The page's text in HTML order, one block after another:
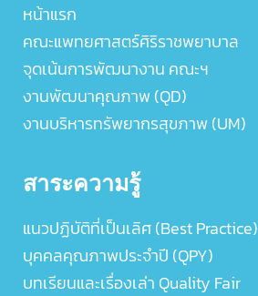
หน้าแรก
คณะแพทยศาสตร์ศิริราชพยาบาล
จุดเน้นการพัฒนางาน คณะฯ
งานพัฒนาคุณภาพ (QD)
งานบริหารทรัพยากรสุขภาพ (UM)
สาระความรู้
แนวปฏิบัติที่เป็นเลิศ (Best Practice)
บุคคลคุณภาพประจำปี (QPY)
บทเรียนและเรื่องเล่า Quality Fair